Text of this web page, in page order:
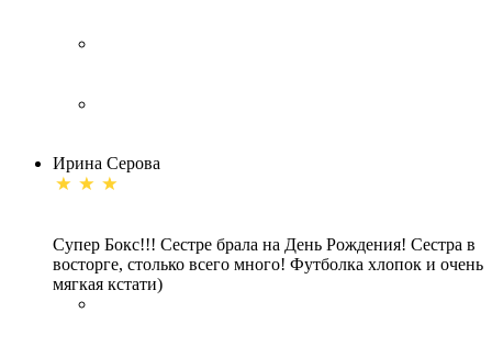
Ирина Серова
Супер Бокс!!! Сестре брала на День Рождения! Сестра в
восторге, столько всего много! Футболка хлопок и очень
мягкая кстати)